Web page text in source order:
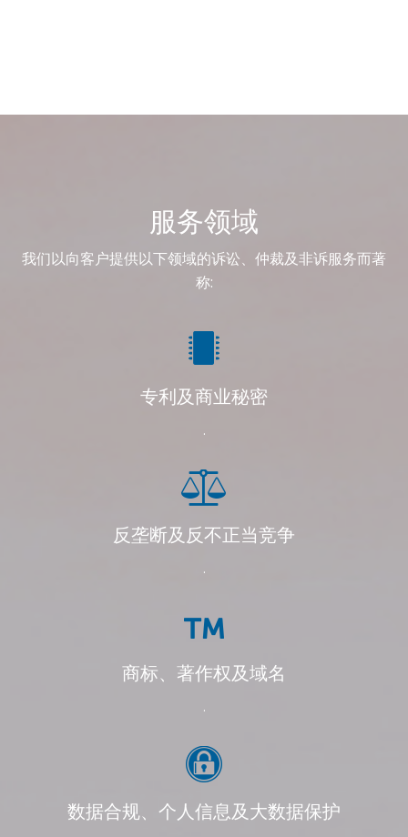
服务领域
我们以向客户提供以下领域的诉讼、仲裁及非诉服务而著
称:
专利及商业秘密
.
反垄断及反不正当竞争
.
商标、著作权及域名
.
数据合规、个人信息及大数据保护